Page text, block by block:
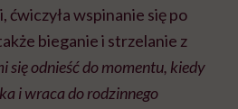
wspinanie się po
bieganie i strzelanie z
się odnieść do momentu, kiedy
i wraca do rodzinnego